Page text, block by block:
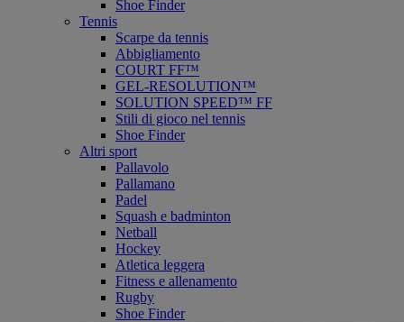
Shoe Finder
Tennis
Scarpe da tennis
Abbigliamento
COURT FF™
GEL-RESOLUTION™
SOLUTION SPEED™ FF
Stili di gioco nel tennis
Shoe Finder
Altri sport
Pallavolo
Pallamano
Padel
Squash e badminton
Netball
Hockey
Atletica leggera
Fitness e allenamento
Rugby
Shoe Finder